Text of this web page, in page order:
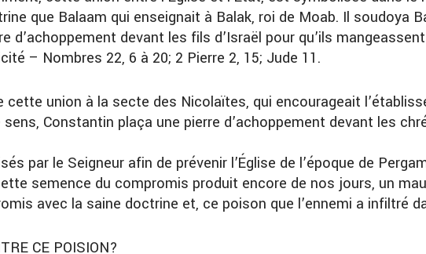
que Balaam qui enseignait à Balak, roi de Moab. Il soudoya
d’achoppement devant les fils d’Israël pour qu’ils
– Nombres 22, 6 à 20; 2 Pierre 2, 15; Jude 11.
cette union à la secte des Nicolaïtes, qui encourageait
sens, Constantin plaça une pierre d’achoppement devant les
par le Seigneur afin de prévenir l’Église de l’époque de
semence du compromis produit encore de nos jours, un
avec la saine doctrine et, ce poison que l’ennemi a infiltré
CE POISION?